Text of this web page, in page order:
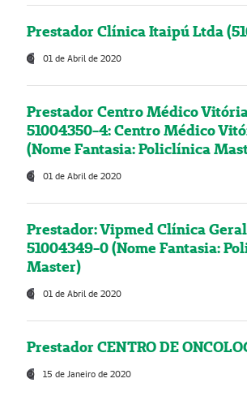
Prestador Clínica Itaipú Ltda
01 de Abril de 2020
Prestador Centro Médico
51004350-4: Centro Médico
(Nome Fantasia: Policlínica
01 de Abril de 2020
Prestador: Vipmed Clínica
51004349-0 (Nome Fantasia:
Master)
01 de Abril de 2020
Prestador CENTRO DE
15 de Janeiro de 2020